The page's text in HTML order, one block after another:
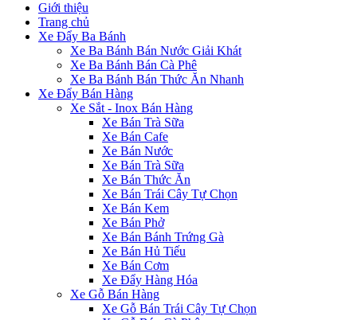
Giới thiệu
Trang chủ
Xe Đẩy Ba Bánh
Xe Ba Bánh Bán Nước Giải Khát
Xe Ba Bánh Bán Cà Phê
Xe Ba Bánh Bán Thức Ăn Nhanh
Xe Đẩy Bán Hàng
Xe Sắt - Inox Bán Hàng
Xe Bán Trà Sữa
Xe Bán Cafe
Xe Bán Nước
Xe Bán Trà Sữa
Xe Bán Thức Ăn
Xe Bán Trái Cây Tự Chọn
Xe Bán Kem
Xe Bán Phở
Xe Bán Bánh Trứng Gà
Xe Bán Hủ Tiếu
Xe Bán Cơm
Xe Đẩy Hàng Hóa
Xe Gỗ Bán Hàng
Xe Gỗ Bán Trái Cây Tự Chọn